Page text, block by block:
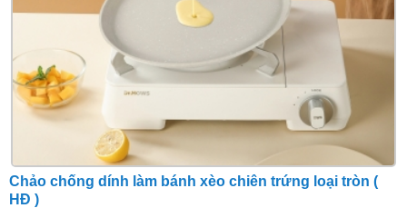
Chảo chống dính làm bánh xèo chiên trứng loại tròn (
HĐ )